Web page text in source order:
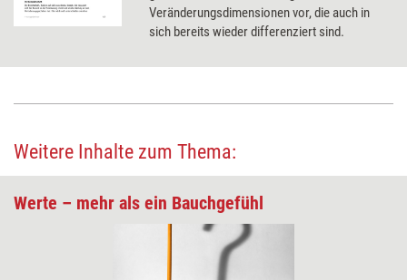
Veränderungsdimensionen vor, die auch in
sich bereits wieder differenziert sind.
Weitere Inhalte zum Thema:
Werte – mehr als ein Bauchgefühl